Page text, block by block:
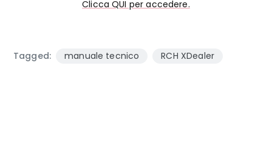
Clicca QUI per accedere.
Tagged: manuale tecnico RCH XDealer